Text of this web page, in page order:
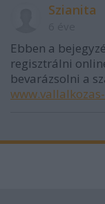
Szianita
Ebben a
regisztrálni
bevarázsolni a